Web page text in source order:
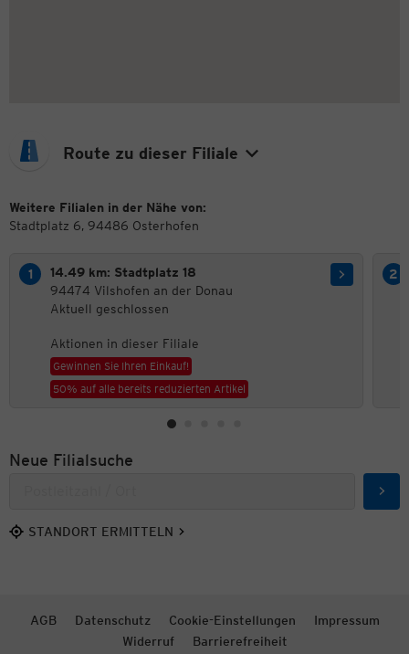
Route zu dieser Filiale
Weitere Filialen in der Nähe von:
Stadtplatz 6, 94486 Osterhofen
14.49 km: Stadtplatz 18
94474 Vilshofen an der Donau
Aktuell geschlossen
Aktionen in dieser Filiale
Gewinnen Sie Ihren Einkauf!
50% auf alle bereits reduzierten Artikel
Neue Filialsuche
STANDORT ERMITTELN
AGB Datenschutz Cookie-Einstellungen
Impressum
Widerruf
Barrierefreiheit